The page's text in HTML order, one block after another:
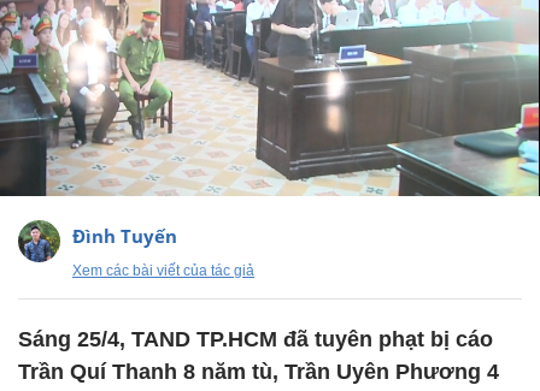
Đình Tuyến
Xem các bài viết của tác giả
Sáng 25/4, TAND TP.HCM đã tuyên phạt bị cáo
Trần Quí Thanh 8 năm tù, Trần Uyên Phương 4